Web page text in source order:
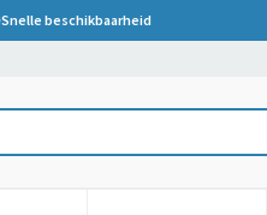
Snelle beschikbaarheid